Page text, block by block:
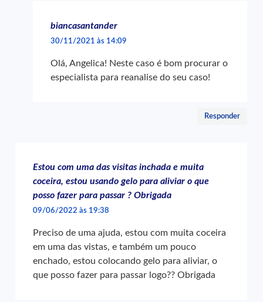
biancasantander
30/11/2021 às 14:09
Olá, Angelica! Neste caso é bom procurar o
especialista para reanalise do seu caso!
Responder
Estou com uma das visitas inchada e muita
coceira, estou usando gelo para aliviar o que
posso fazer para passar ? Obrigada
09/06/2022 às 19:38
Preciso de uma ajuda, estou com muita coceira
em uma das vistas, e também um pouco
enchado, estou colocando gelo para aliviar, o
que posso fazer para passar logo?? Obrigada